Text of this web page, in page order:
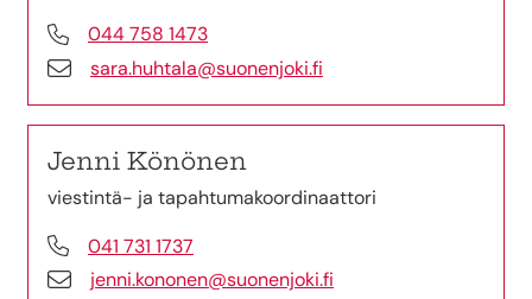
044 758 1473
sara.huhtala@suonenjoki.fi
Jenni Könönen
viestintä- ja tapahtumakoordinaattori
041 731 1737
jenni.kononen@suonenjoki.fi